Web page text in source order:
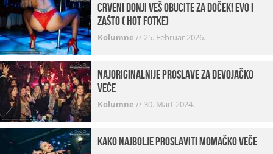
Crveni donji veš obucite za doček! Evo i
zašto ( hot fotke)
Kolumne //25. Februar 2026.
Najoriginalnije proslave za devojačko
veče
Kolumne // 30. Mart 2024.
Kako najbolje proslaviti momačko veče